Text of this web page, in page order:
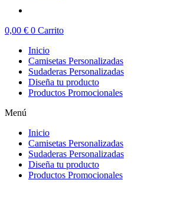
0,00 € 0 Carrito
Inicio
Camisetas Personalizadas
Sudaderas Personalizadas
Diseña tu producto
Productos Promocionales
Menú
Inicio
Camisetas Personalizadas
Sudaderas Personalizadas
Diseña tu producto
Productos Promocionales